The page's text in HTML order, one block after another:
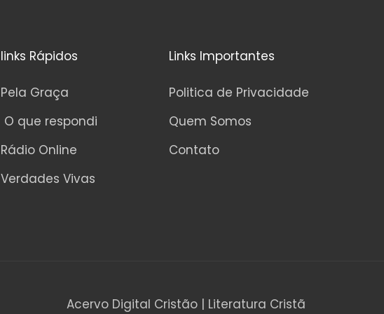
links Rápidos
Pela Graça
O que respondi
Rádio Online
Verdades Vivas
Links Importantes
Politica de Privacidade
Quem Somos
Contato
Acervo Digital Cristão | Literatura Cristã